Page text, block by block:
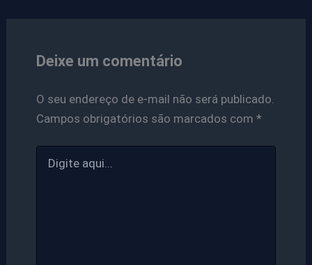
Deixe um comentário
O seu endereço de e-mail não será publicado.
Campos obrigatórios são marcados com *
aqui...